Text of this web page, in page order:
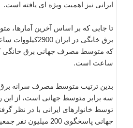
ایرانی نیز اهمیت ویژه ای یافته است.
تا جایی که بر اساس آخرین آمارها،
برق خانگی در ایران
ساعت است.
بدین ترتیب متوسط مصرف سرانه
سه برابر متوسط جهانی است، از
توسط خانوارهای ایرانی با در نظر
جهانی پاسخگوی 200